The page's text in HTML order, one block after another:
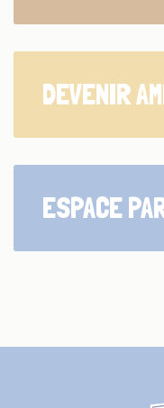
DEVENIR
ESPACE